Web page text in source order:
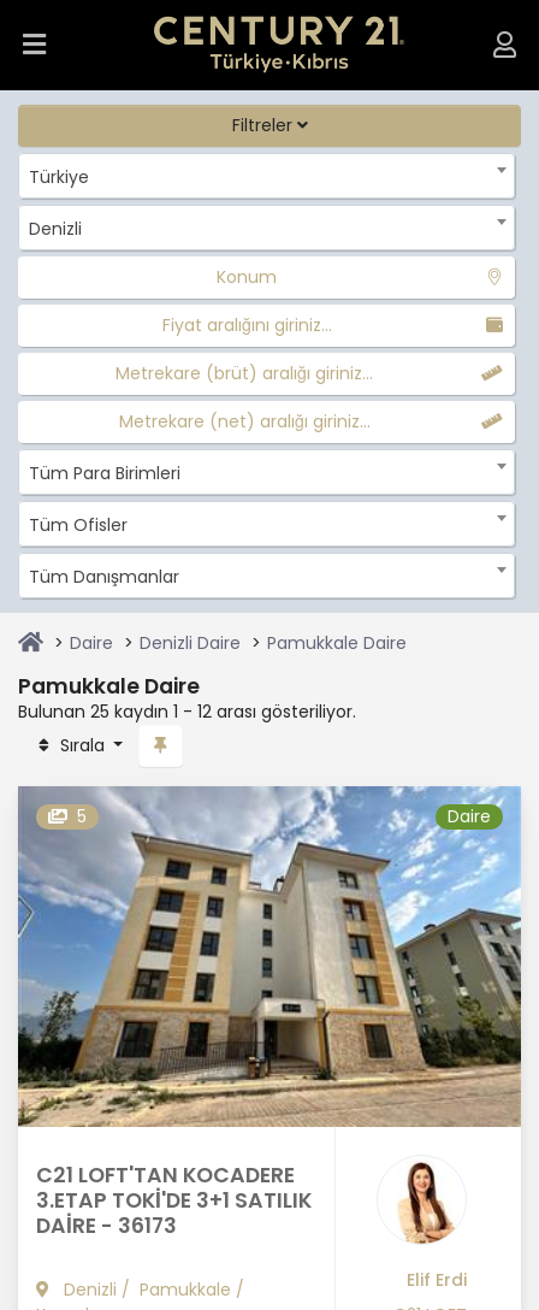
Filtreler
Türkiye
Denizli
Konum
Fiyat aralığını giriniz...
Metrekare (brüt) aralığı giriniz...
Metrekare (net) aralığı giriniz...
Tüm Para Birimleri
Tüm Ofisler
Tüm Danışmanlar
Daire Denizli Daire Pamukkale Daire
Pamukkale Daire
Bulunan 25 kaydın 1 - 12 arası gösteriliyor.
Sırala
5 Daire
C21 LOFT'TAN KOCADERE
3.ETAP TOKİ'DE 3+1 SATILIK
DAİRE - 36173
Denizli / Pamukkale /
Elif Erdi